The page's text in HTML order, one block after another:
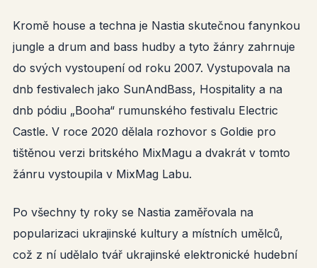
Kromě house a techna je Nastia skutečnou fanynkou
jungle a drum and bass hudby a tyto žánry zahrnuje
do svých vystoupení od roku 2007. Vystupovala na
dnb festivalech jako SunAndBass, Hospitality a na
dnb pódiu „Booha“ rumunského festivalu Electric
Castle. V roce 2020 dělala rozhovor s Goldie pro
tištěnou verzi britského MixMagu a dvakrát v tomto
žánru vystoupila v MixMag Labu.
Po všechny ty roky se Nastia zaměřovala na
popularizaci ukrajinské kultury a místních umělců,
což z ní udělalo tvář ukrajinské elektronické hudební